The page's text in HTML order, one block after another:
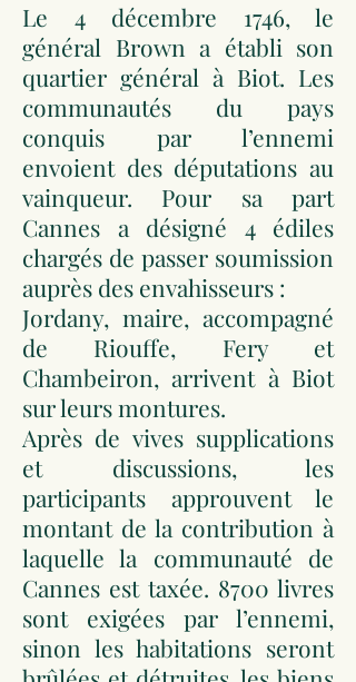
Le 4 décembre 1746, le
général Brown a établi son
quartier général à Biot. Les
communautés du pays
conquis par l’ennemi
envoient des députations au
vainqueur. Pour sa part
Cannes a désigné 4 édiles
chargés de passer soumission
auprès des envahisseurs :
Jordany, maire, accompagné
de Riouffe, Fery et
Chambeiron, arrivent à Biot
sur leurs montures.
Après de vives supplications
et discussions, les
participants approuvent le
montant de la contribution à
laquelle la communauté de
Cannes est taxée. 8700 livres
sont exigées par l’ennemi,
sinon les habitations seront